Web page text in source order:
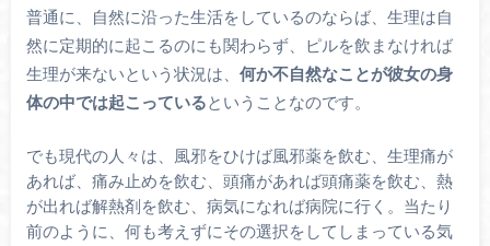
普通に、自然に沿った生活をしているのならば、生理は自
然に定期的に起こるのにも関わらず、ピルを飲まなければ
生理が来ないという状況は、 何か不自然なことが彼女の身
体の中では起こっているということなのです。
でも現代の人々は、風邪をひけば風邪薬を飲む、生理痛が
あれば、痛み止めを飲む、頭痛があれば頭痛薬を飲む、熱
が出れば解熱剤を飲む、病気になれば病院に行く。当たり
前のように、何も考えずにその選択をしてしまっている気